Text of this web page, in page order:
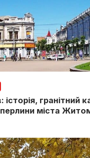
історія, гранітний
перлини міста